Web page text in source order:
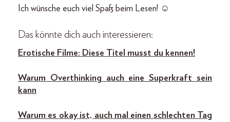
Ich wünsche euch viel Spaß beim Lesen! ☺️
Das könnte dich auch interessieren:
Erotische Filme: Diese Titel musst du kennen!
Warum Overthinking auch eine Superkraft sein
kann
Warum es okay ist, auch mal einen schlechten Tag